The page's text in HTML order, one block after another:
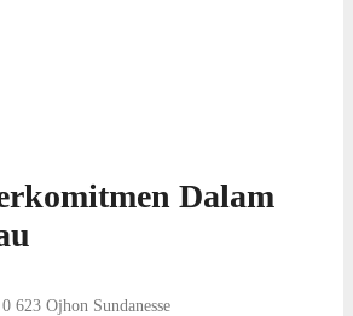
Dalam
0 623 Ojhon Sundanesse